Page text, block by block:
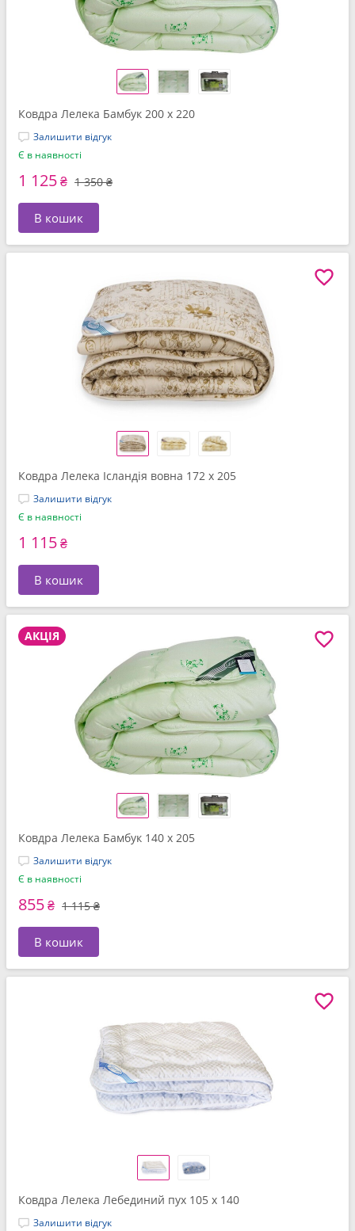
Ковдра Лелека Бамбук 200 x 220
Залишити відгук
Є в наявності
1 125₴ 1 350 ₴
В кошик
Ковдра Лелека Ісландія вовна 172 x 205
Залишити відгук
Є в наявності
1 115₴
В кошик
АКЦІЯ
Ковдра Лелека Бамбук 140 x 205
Залишити відгук
Є в наявності
855₴ 1 115 ₴
В кошик
Ковдра Лелека Лебединий пух 105 x 140
Залишити відгук